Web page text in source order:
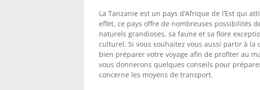
La Tanzanie est un pays d’Afrique de l’Est qui
effet, ce pays offre de nombreuses possibilités
naturels grandioses, sa faune et sa flore
culturel. Si vous souhaitez vous aussi partir à
bien préparer votre voyage afin de profiter au
vous donnerons quelques conseils pour
concerne les moyens de transport.